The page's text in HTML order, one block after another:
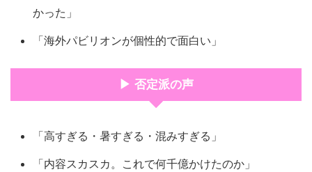
かった」
「海外パビリオンが個性的で面白い」
▶ 否定派の声
「高すぎる・暑すぎる・混みすぎる」
「内容スカスカ。これで何千億かけたのか」